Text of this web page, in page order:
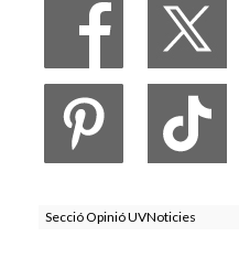
Secció Opinió UVNoticies